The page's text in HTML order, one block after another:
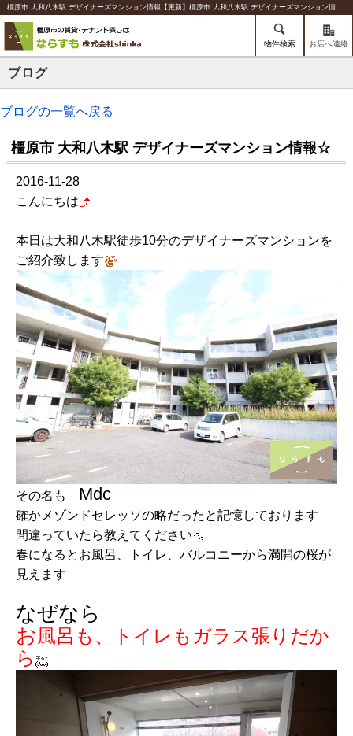
橿原市 大和八木駅 デザイナーズマンション情報【更新】橿原市 大和八木駅 デザイナーズマンション情報☆ | 橿原の賃貸のことならならすも【株式会社shinka】
物件検索 お店へ連絡
ブログ
ブログの一覧へ戻る
橿原市 大和八木駅 デザイナーズマンション情報☆
2016-11-28
こんにちは
本日は大和八木駅徒歩10分のデザイナーズマンションを
ご紹介致します
その名も Mdc
確かメゾンドセレッソの略だったと記憶しております
間違っていたら教えてください
春になるとお風呂、トイレ、バルコニーから満開の桜が
見えます
なぜなら
お風呂も、トイレもガラス張りだか
ら